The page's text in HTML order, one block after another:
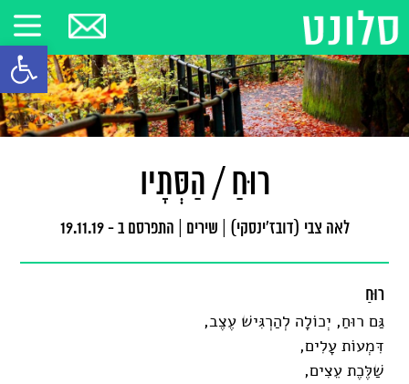
פתח
רוּחַ / הַסְּתָיו
לאה צבי (דובז'ינסקי) שירים התפרסם ב - 19.11.19
רוּחַ
גַּם רוּחַ, יְכוֹלָה לְהַרְגִּישׁ עֶצֶב,
דִּמְעוֹת עָלִים,
שַׁלֶּכֶת עֵצִים,